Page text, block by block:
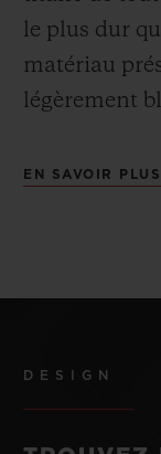
le plus dur
matériau
légèrement
EN SAVOIR PLUS
DESIGN